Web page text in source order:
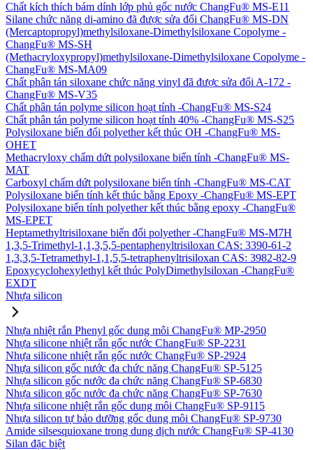
Chất kích thích bám dính lớp phủ gốc nước ChangFu® MS-E11
Silane chức năng di-amino đã được sửa đổi ChangFu® MS-DN
(Mercaptopropyl)methylsiloxane-Dimethylsiloxane Copolyme -
ChangFu® MS-SH
(Methacryloxypropyl)methylsiloxane-Dimethylsiloxane Copolyme -
ChangFu® MS-MA09
Chất phân tán siloxane chức năng vinyl đã được sửa đổi A-172 -
ChangFu® MS-V35
Chất phân tán polyme silicon hoạt tính -ChangFu® MS-S24
Chất phân tán polyme silicon hoạt tính 40% -ChangFu® MS-S25
Polysiloxane biến đổi polyether kết thúc OH -ChangFu® MS-
OHET
Methacryloxy chấm dứt polysiloxane biến tính -ChangFu® MS-
MAT
Carboxyl chấm dứt polysiloxane biến tính -ChangFu® MS-CAT
Polysiloxane biến tính kết thúc bằng Epoxy -ChangFu® MS-EPT
Polysiloxane biến tính polyether kết thúc bằng epoxy -ChangFu®
MS-EPET
Heptamethyltrisiloxane biến đổi polyether -ChangFu® MS-M7H
1,3,5-Trimethyl-1,1,3,5,5-pentaphenyltrisiloxan CAS: 3390-61-2
1,3,3,5-Tetramethyl-1,1,5,5-tetraphenyltrisiloxan CAS: 3982-82-9
Epoxycyclohexylethyl kết thúc PolyDimethylsiloxan -ChangFu®
EXDT
Nhựa silicon
Nhựa nhiệt rắn Phenyl gốc dung môi ChangFu® MP-2950
Nhựa silicone nhiệt rắn gốc nước ChangFu® SP-2231
Nhựa silicone nhiệt rắn gốc nước ChangFu® SP-2924
Nhựa silicon gốc nước đa chức năng ChangFu® SP-5125
Nhựa silicon gốc nước đa chức năng ChangFu® SP-6830
Nhựa silicon gốc nước đa chức năng ChangFu® SP-7630
Nhựa silicone nhiệt rắn gốc dung môi ChangFu® SP-9115
Nhựa silicon tự bảo dưỡng gốc dung môi ChangFu® SP-9730
Amide silsesquioxane trong dung dịch nước ChangFu® SP-4130
Silan đặc biệt